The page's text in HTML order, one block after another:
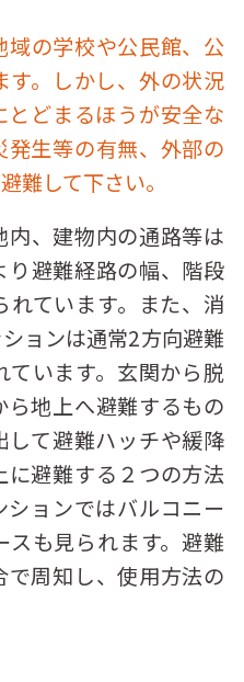
の学校や公民館、公
。しかし、外の状況
どまるほうが安全な
生等の有無、外部の
難して下さい。
、建物内の通路等は
避難経路の幅、階段
ています。また、消
ョンは通常2方向避難
います。玄関から脱
地上へ避難するもの
して避難ハッチや緩降
避難する２つの方法
ョンではバルコニー
も見られます。避難
周知し、使用方法の